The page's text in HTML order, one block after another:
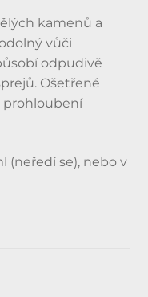
kamenů a
vůči
odpudivě
Ošetřené
prohloubení
(neředí se), nebo v